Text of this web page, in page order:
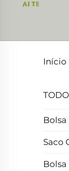
Início
Bolsa
Saco
Bolsa